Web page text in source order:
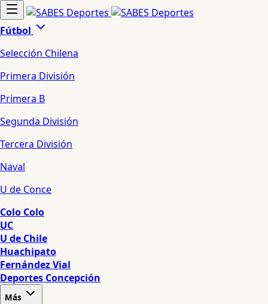
Fútbol
Selección Chilena
Primera División
Primera B
Segunda División
Tercera División
Naval
U de Conce
Colo Colo
UC
U de Chile
Huachipato
Fernández Vial
Deportes Concepción
Más